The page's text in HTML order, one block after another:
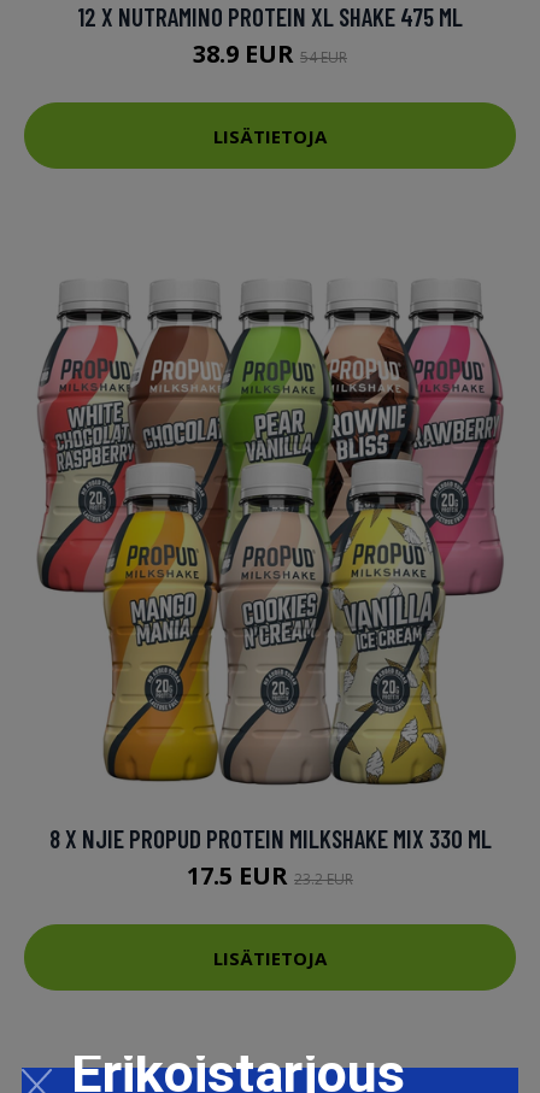
12 X NUTRAMINO PROTEIN XL SHAKE 475 ML
38.9 EUR 54 EUR
LISÄTIETOJA
8 X NJIE PROPUD PROTEIN MILKSHAKE MIX 330 ML
17.5 EUR 23.2 EUR
LISÄTIETOJA
Erikoistarjous